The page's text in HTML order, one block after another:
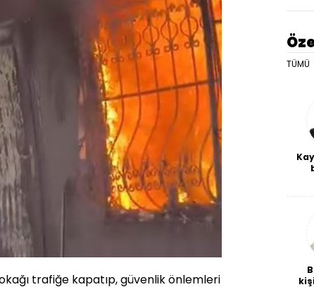
trafiğe kapatıp, güvenlik önlemleri
TÜMÜ